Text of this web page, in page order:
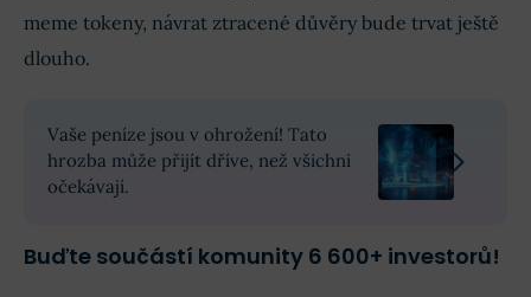
meme tokeny, návrat ztracené důvěry bude trvat ještě
dlouho.
Vaše peníze jsou v ohrožení! Tato
hrozba může přijít dříve, než všichni
očekávají.
Buďte součástí komunity 6 600+ investorů!